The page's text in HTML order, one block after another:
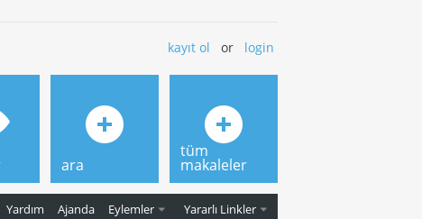
kayıt ol or login
Yardım Ajanda Eylemler Yararlı Linkler
ara
tüm
makaleler